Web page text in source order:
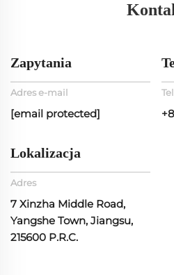
Zapytania
Adres e-mail
[email protected]
Lokalizacja
Adres
7 Xinzha Middle Road,
Yangshe Town, Jiangsu,
215600 P.R.C.